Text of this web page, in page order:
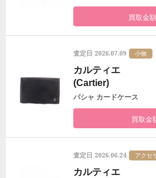
買取金額
査定日 2026.07.09 小物
カルティエ
(Cartier)
パシャ カードケース
買取金
査定日 2026.06.24 アクセ
カルティエ